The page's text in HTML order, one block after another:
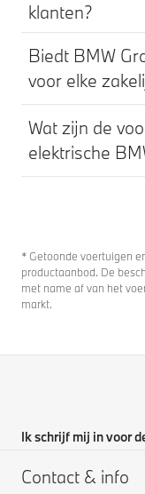
klanten?
Biedt BMW
voor elke
Wat zijn de
elektrische
* Getoonde voertuigen
productaanbod. De
met name af van het
markt.
Ik schrijf mij in voor
Contact & info